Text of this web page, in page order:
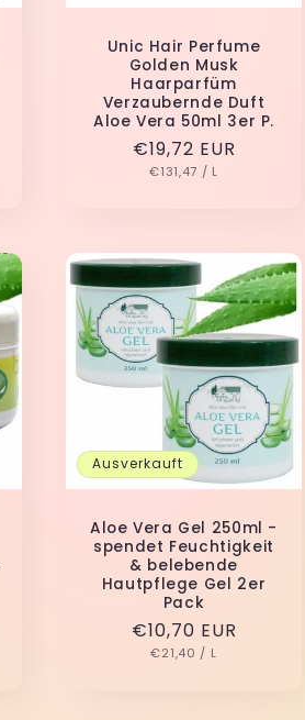
Unic Hair Perfume
Golden Musk
Haarparfüm
Verzaubernde Duft
Aloe Vera 50ml 3er P.
Normaler
Preis
€19,72 EUR
GRUNDPREIS
€131,47 / PRO
L
Ausverkauft
Aloe Vera Gel 250ml -
spendet Feuchtigkeit
& belebende
Hautpflege Gel 2er
Pack
Normaler
Preis
€10,70 EUR
GRUNDPREIS
€21,40 / PRO
L